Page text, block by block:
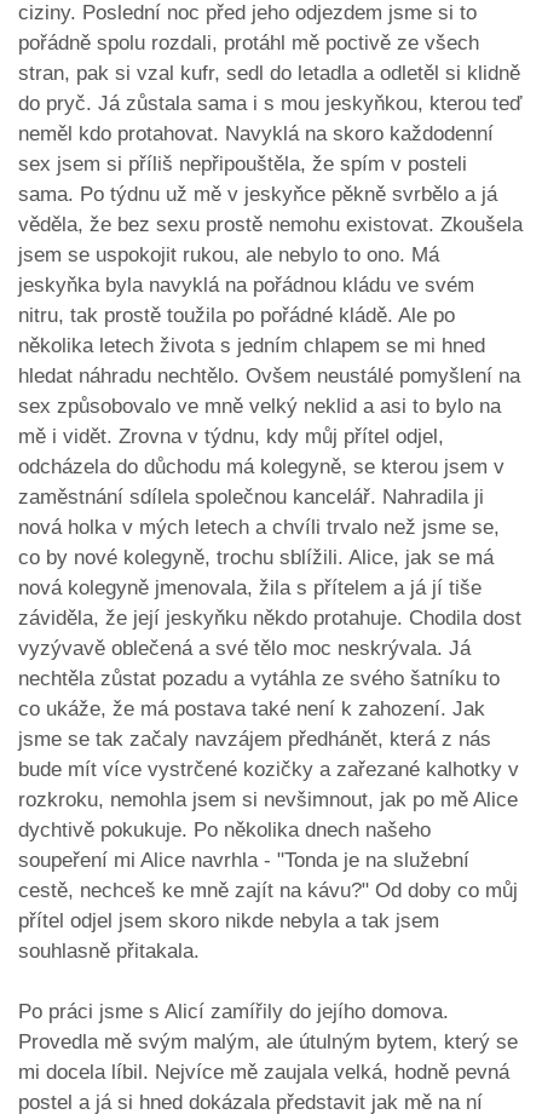
ciziny. Poslední noc před jeho odjezdem jsme si to
pořádně spolu rozdali, protáhl mě poctivě ze všech
stran, pak si vzal kufr, sedl do letadla a odletěl si klidně
do pryč. Já zůstala sama i s mou jeskyňkou, kterou teď
neměl kdo protahovat. Navyklá na skoro každodenní
sex jsem si příliš nepřipouštěla, že spím v posteli
sama. Po týdnu už mě v jeskyňce pěkně svrbělo a já
věděla, že bez sexu prostě nemohu existovat. Zkoušela
jsem se uspokojit rukou, ale nebylo to ono. Má
jeskyňka byla navyklá na pořádnou kládu ve svém
nitru, tak prostě toužila po pořádné kládě. Ale po
několika letech života s jedním chlapem se mi hned
hledat náhradu nechtělo. Ovšem neustálé pomyšlení na
sex způsobovalo ve mně velký neklid a asi to bylo na
mě i vidět. Zrovna v týdnu, kdy můj přítel odjel,
odcházela do důchodu má kolegyně, se kterou jsem v
zaměstnání sdílela společnou kancelář. Nahradila ji
nová holka v mých letech a chvíli trvalo než jsme se,
co by nové kolegyně, trochu sblížili. Alice, jak se má
nová kolegyně jmenovala, žila s přítelem a já jí tiše
záviděla, že její jeskyňku někdo protahuje. Chodila dost
vyzývavě oblečená a své tělo moc neskrývala. Já
nechtěla zůstat pozadu a vytáhla ze svého šatníku to
co ukáže, že má postava také není k zahození. Jak
jsme se tak začaly navzájem předhánět, která z nás
bude mít více vystrčené kozičky a zařezané kalhotky v
rozkroku, nemohla jsem si nevšimnout, jak po mě Alice
dychtivě pokukuje. Po několika dnech našeho
soupeření mi Alice navrhla - "Tonda je na služební
cestě, nechceš ke mně zajít na kávu?" Od doby co můj
přítel odjel jsem skoro nikde nebyla a tak jsem
souhlasně přitakala.
Po práci jsme s Alicí zamířily do jejího domova.
Provedla mě svým malým, ale útulným bytem, který se
mi docela líbil. Nejvíce mě zaujala velká, hodně pevná
postel a já si hned dokázala představit jak mě na ní